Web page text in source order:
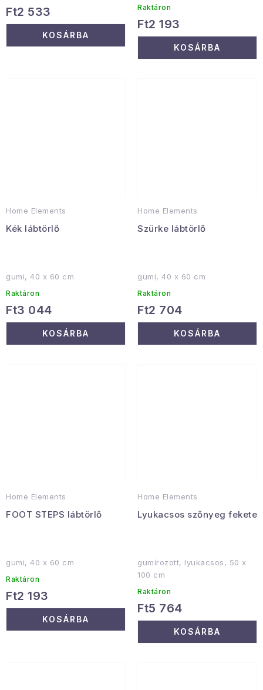
Ft2 533
KOSÁRBA
Raktáron
Ft2 193
KOSÁRBA
Home Elements
Kék lábtörlő
gumi, 40 x 60 cm
Raktáron
Ft3 044
KOSÁRBA
Home Elements
Szürke lábtörlő
gumi, 40 x 60 cm
Raktáron
Ft2 704
KOSÁRBA
Home Elements
FOOT STEPS lábtörlő
gumi, 40 x 60 cm
Raktáron
Ft2 193
KOSÁRBA
Home Elements
Lyukacsos szőnyeg fekete
gumírozott, lyukacsos, 50 x
100 cm
Raktáron
Ft5 764
KOSÁRBA